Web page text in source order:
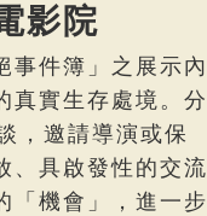
影院
事件簿」之展示內
真實生存處境。分
，邀請導演或保
、具啟發性的交流
「機會」，進一步